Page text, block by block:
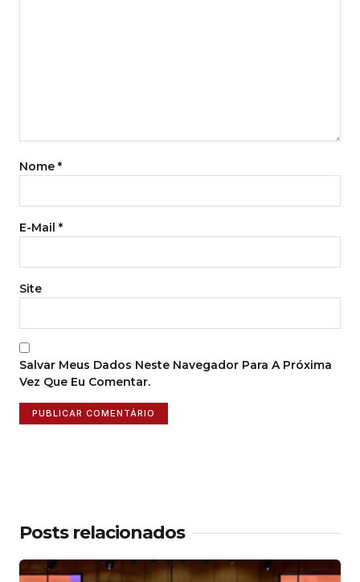
Nome *
E-Mail *
Site
Salvar Meus Dados Neste Navegador Para A Próxima
Vez Que Eu Comentar.
Posts relacionados